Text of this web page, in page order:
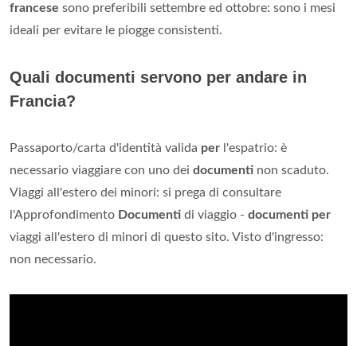
francese sono preferibili settembre ed ottobre: sono i mesi
ideali per evitare le piogge consistenti.
Quali documenti servono per andare in
Francia?
Passaporto/carta d'identità valida per l'espatrio: è
necessario viaggiare con uno dei documenti non scaduto.
Viaggi all'estero dei minori: si prega di consultare
l'Approfondimento Documenti di viaggio - documenti per
viaggi all'estero di minori di questo sito. Visto d'ingresso:
non necessario.